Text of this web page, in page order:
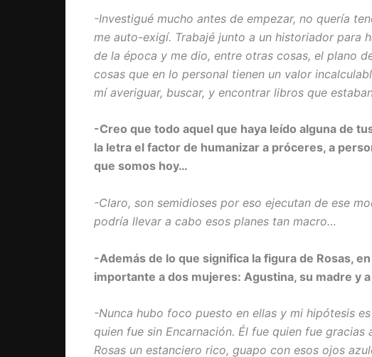
-Investigué mucho antes de empezar, no quería
me auto-exigí. Trabajé junto a un historiador para
de la época y me dio, entre otras cosas, el plano
cosas que en lo personal tienen un valor
mí averiguar, buscar, y encontrar libros que
-Creo que todo aquel que haya leído alguna de
la letra el factor de humanizar a próceres, a
que somos hoy…
-Claro, son semidioses por eso ejecutan de ese
podría llevar a cabo esos planes tan macro…
-Además de lo que significa la figura de Rosas,
importante a dos mujeres: Agustina, su madre y
-Nunca hubo foco puesto en ellas y mi hipótesis
quien fue sin Encarnación. Él fue quien fue
Rosas un estanciero rico, guapo con esos ojos